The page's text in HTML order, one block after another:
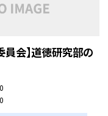
員会】道徳研究部の